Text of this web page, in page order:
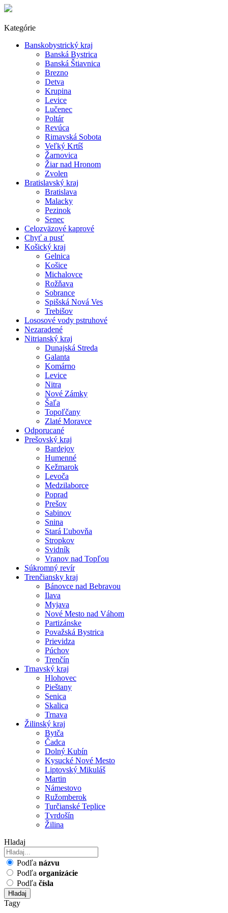
Kategórie
Banskobystrický kraj
Banská Bystrica
Banská Štiavnica
Brezno
Detva
Krupina
Levice
Lučenec
Poltár
Revúca
Rimavská Sobota
Veľký Krtíš
Žarnovica
Žiar nad Hronom
Zvolen
Bratislavský kraj
Bratislava
Malacky
Pezinok
Senec
Celozväzové kaprové
Chyť a pusť
Košický kraj
Gelnica
Košice
Michalovce
Rožňava
Sobrance
Spišská Nová Ves
Trebišov
Lososové vody pstruhové
Nezaradené
Nitrianský kraj
Dunajská Streda
Galanta
Komárno
Levice
Nitra
Nové Zámky
Šaľa
Topoľčany
Zlaté Moravce
Odporucané
Prešovský kraj
Bardejov
Humenné
Kežmarok
Levoča
Medzilaborce
Poprad
Prešov
Sabinov
Snina
Stará Ľubovňa
Stropkov
Svidník
Vranov nad Topľou
Súkromný revír
Trenčiansky kraj
Bánovce nad Bebravou
Ilava
Myjava
Nové Mesto nad Váhom
Partizánske
Považská Bystrica
Prievidza
Púchov
Trenčín
Trnavský kraj
Hlohovec
Pieštany
Senica
Skalica
Trnava
Žilinský kraj
Bytča
Čadca
Dolný Kubín
Kysucké Nové Mesto
Liptovský Mikuláš
Martin
Námestovo
Ružomberok
Turčianské Teplice
Tvrdošín
Žilina
Hladaj
Podľa názvu
Podľa organizácie
Podľa čísla
Hladaj
Tagy